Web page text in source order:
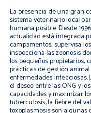
La presencia de una gran
sistema veterinario local
humana posible. Desde
actualidad está integrada
campamentos, supervisa
inspecciona las zoonosis
los pequeños propietarios,
prácticas de gestión
enfermedades infecciosas.
el deseo entre las ONG y
capacidades y maximizar
tuberculosis, la fiebre del